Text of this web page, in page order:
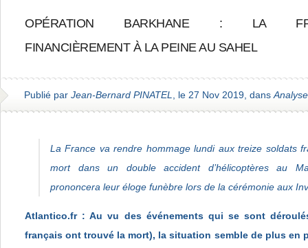
OPÉRATION BARKHANE : LA
FINANCIÈREMENT À LA PEINE AU SAHEL
Publié par Jean-Bernard PINATEL , le 27 Nov 2019, dans
La France va rendre hommage lundi aux treize soldats
mort dans un double accident d’hélicoptères au
prononcera leur éloge funèbre lors de la cérémonie aux
Atlantico.fr : Au vu des événements qui se sont
français ont trouvé la mort), la situation semble de plus en